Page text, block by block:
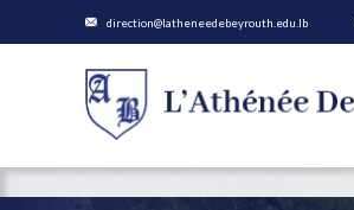
direction@latheneedebeyrouth.edu.lb